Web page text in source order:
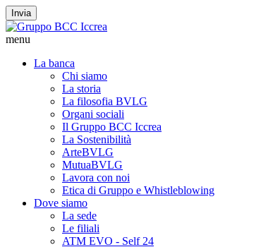
Invia
menu
La banca
Chi siamo
La storia
La filosofia BVLG
Organi sociali
Il Gruppo BCC Iccrea
La Sostenibilità
ArteBVLG
MutuaBVLG
Lavora con noi
Etica di Gruppo e Whistleblowing
Dove siamo
La sede
Le filiali
ATM EVO - Self 24